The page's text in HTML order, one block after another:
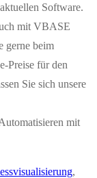
Software.
mit VBASE
gerne beim
Preise für den
Sie sich unsere
mit
,